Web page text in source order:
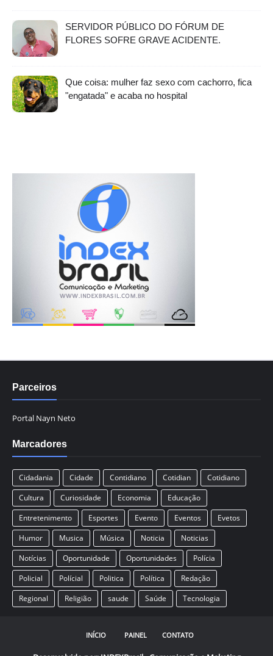
SERVIDOR PÚBLICO DO FÓRUM DE
FLORES SOFRE GRAVE ACIDENTE.
Que coisa: mulher faz sexo com cachorro, fica
"engatada" e acaba no hospital
Parceiros
Portal Nayn Neto
Marcadores
Cidadania Cidade Contidiano Cotidian
Cotidiano
Cultura
Curiosidade Economia
Educação
Entretenimento
Esportes Evento Eventos
Evetos
Humor
Musica Música Noticia
Noticias
Notícias
Oportunidade Oportunidades
Polícia
Policial
Polícial Politica Política
Redação
Regional
Religião saude Saúde Tecnologia
INÍCIO PAINEL CONTATO